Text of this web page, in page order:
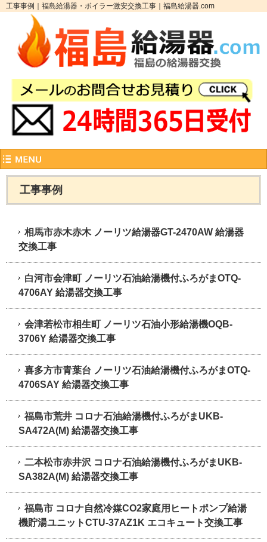
工事事例｜福島給湯器・ボイラー激安交換工事｜福島給湯器.com
工事事例
相馬市赤木赤木 ノーリツ給湯器GT-2470AW 給湯器
交換工事
白河市会津町 ノーリツ石油給湯機付ふろがまOTQ-
4706AY 給湯器交換工事
会津若松市相生町 ノーリツ石油小形給湯機OQB-
3706Y 給湯器交換工事
喜多方市青葉台 ノーリツ石油給湯機付ふろがまOTQ-
4706SAY 給湯器交換工事
福島市荒井 コロナ石油給湯機付ふろがまUKB-
SA472A(M) 給湯器交換工事
二本松市赤井沢 コロナ石油給湯機付ふろがまUKB-
SA382A(M) 給湯器交換工事
福島市 コロナ自然冷媒CO2家庭用ヒートポンプ給湯
機貯湯ユニットCTU-37AZ1K エコキュート交換工事